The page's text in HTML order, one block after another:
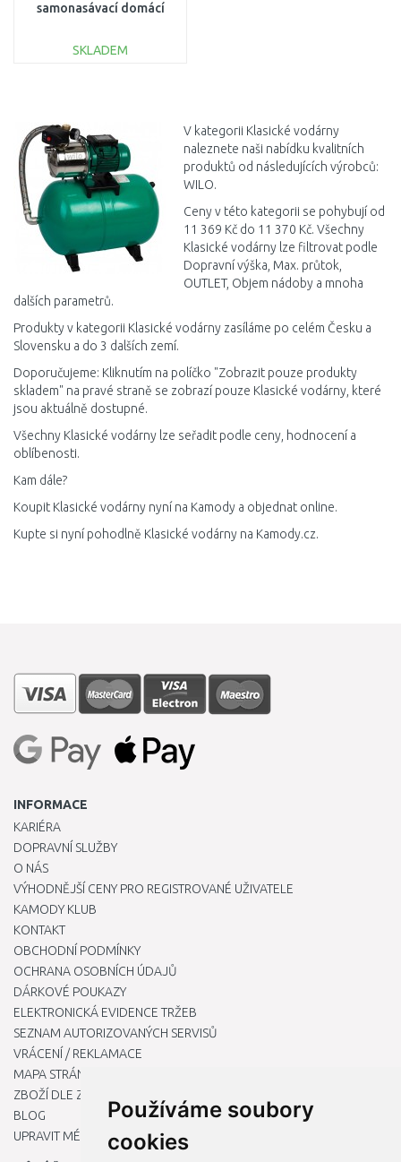
Používáme soubory
cookies
samonasávací domácí
ORIG.OBALU
SKLADEM
V kategorii Klasické vodárny
naleznete naši nabídku kvalitních
produktů od následujících výrobců:
WILO.
Ceny v této kategorii se pohybují od
11 369 Kč do 11 370 Kč. Všechny
Klasické vodárny lze filtrovat podle
Dopravní výška, Max. průtok,
OUTLET, Objem nádoby a mnoha
dalších parametrů.
Produkty v kategorii Klasické vodárny zasíláme po celém Česku a
Slovensku a do 3 dalších zemí.
Doporučujeme: Kliknutím na políčko "Zobrazit pouze produkty
skladem" na pravé straně se zobrazí pouze Klasické vodárny, které
jsou aktuálně dostupné.
Všechny Klasické vodárny lze seřadit podle ceny, hodnocení a
oblíbenosti.
Kam dále?
Koupit Klasické vodárny nyní na Kamody a objednat online.
Kupte si nyní pohodlně Klasické vodárny na Kamody.cz.
INFORMACE
KARIÉRA
DOPRAVNÍ SLUŽBY
O NÁS
VÝHODNĚJŠÍ CENY PRO REGISTROVANÉ UŽIVATELE
KAMODY KLUB
KONTAKT
OBCHODNÍ PODMÍNKY
OCHRANA OSOBNÍCH ÚDAJŮ
DÁRKOVÉ POUKAZY
ELEKTRONICKÁ EVIDENCE TRŽEB
SEZNAM AUTORIZOVANÝCH SERVISŮ
VRÁCENÍ / REKLAMACE
MAPA STRÁNKY
ZBOŽÍ DLE ZNAČEK
BLOG
UPRAVIT MÉ PŘEDVOLBY COOKIES